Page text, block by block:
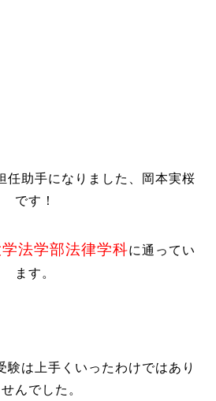
任助手になりました、岡本実桜
です！
法学部法律学科に通ってい
ます。
験は上手くいったわけではあり
せんでした。